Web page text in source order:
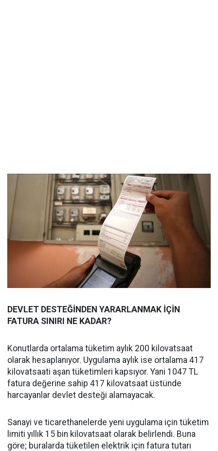
DEVLET DESTEĞİNDEN YARARLANMAK İÇİN
FATURA SINIRI NE KADAR?
Konutlarda ortalama tüketim aylık 200 kilovatsaat
olarak hesaplanıyor. Uygulama aylık ise ortalama 417
kilovatsaati aşan tüketimleri kapsıyor. Yani 1047 TL
fatura değerine sahip 417 kilovatsaat üstünde
harcayanlar devlet desteği alamayacak.
Sanayi ve ticarethanelerde yeni uygulama için tüketim
limiti yıllık 15 bin kilovatsaat olarak belirlendi. Buna
göre; buralarda tüketilen elektrik için fatura tutarı